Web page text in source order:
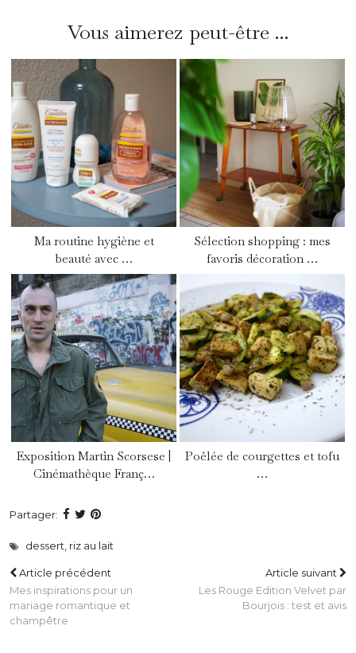
Vous aimerez peut-être ...
Ma routine hygiène et
beauté avec …
Sélection shopping : mes
favoris décoration …
Exposition Martin Scorsese |
Cinémathèque Franç…
Poêlée de courgettes et tofu
…
Partager:
dessert riz au lait
Article précédent
Mes inspirations pour un
mariage romantique et
champêtre
Article suivant
Les Rouge Edition Velvet par
Bourjois : test et avis